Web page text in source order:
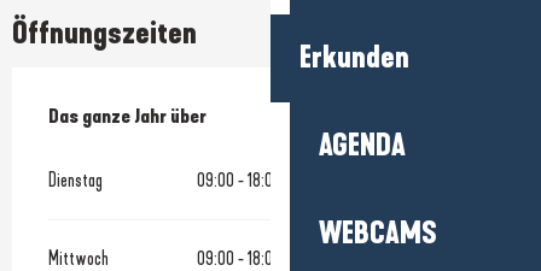
Erkunden
AGENDA
WEBCAMS
Öffnungszeiten
Das ganze Jahr über
Das ganze Jahr über
Dienstag 09:00 - 18:00
Mittwoch 09:00 - 18:00